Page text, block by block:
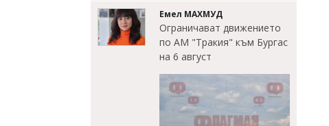
Емел МАХМУД
Ограничават движението
по АМ "Тракия" към Бургас
на 6 август